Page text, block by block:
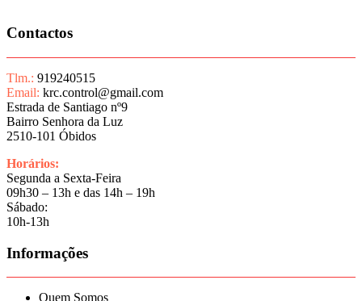
Contactos
Tlm.: 919240515
Email: krc.control@gmail.com
Estrada de Santiago nº9
Bairro Senhora da Luz
2510-101 Óbidos
Horários:
Segunda a Sexta-Feira
09h30 – 13h e das 14h – 19h
Sábado:
10h-13h
Informações
Quem Somos